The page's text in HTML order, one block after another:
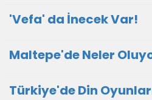
'Vefa' da İnecek Var!
Maltepe'de Neler
Türkiye'de Din